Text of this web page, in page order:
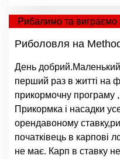
Рибалимо та виграємо
Риболовля на
День
перший раз в житті на
прикормочну програму
Прикормка і насадки
орендавоному
початківець в карпові
не має. Карп в ставку